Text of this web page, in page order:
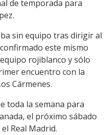
de temporada para
sin equipo tras dirigir al
este mismo
rojiblanco y sólo
encuentro con la
Cármenes.
toda la semana para
el próximo sábado
Real Madrid.